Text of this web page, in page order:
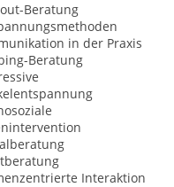
Beratung
in der Praxis
Beratung
Interaktion